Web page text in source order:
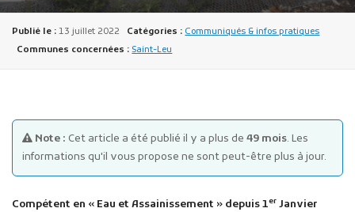
Publicité des actes
Marchés publics
Projets financés par l'Europe
Plans d'accès
Publié le : 13 juillet 2022 Catégories : Communiqués & infos pratiques
Communes concernées : Saint-Leu
Note : Cet article a été publié il y a plus de 49 mois. Les
informations qu'il vous propose ne sont peut-être plus à jour.
Compétent en « Eau et Assainissement » depuis 1er Janvier